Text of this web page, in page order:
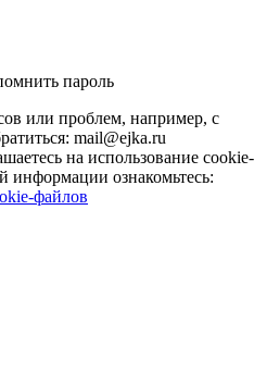
пароль
или проблем, например, с
mail@ejka.ru
на использование cookie-
информации ознакомьтесь:
файлов